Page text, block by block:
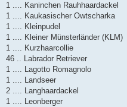
1 .... Kaninchen Rauhhaardackel
1 .... Kaukasischer Owtscharka
1 .... Kleinpudel
1 .... Kleiner Münsterländer (KLM)
1 .... Kurzhaarcollie
46 .. Labrador Retriever
1 .... Lagotto Romagnolo
1 .... Landseer
2 .... Langhaardackel
1 .... Leonberger